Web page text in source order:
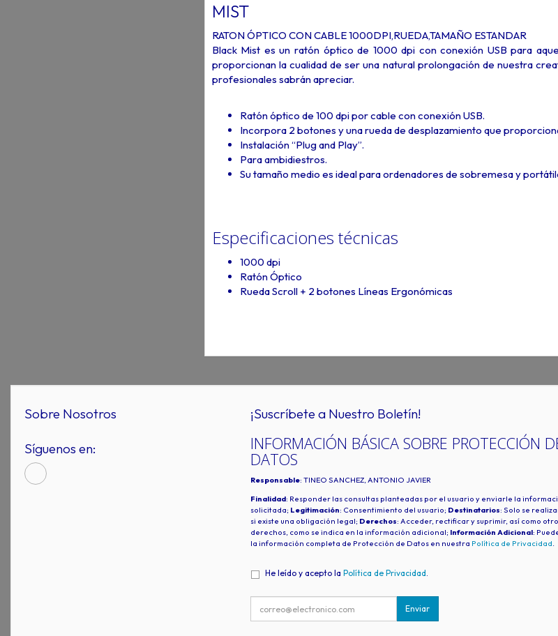
MIST
RATON ÓPTICO CON CABLE 1000DPI,RUEDA,TAMAÑO ESTANDAR
Black Mist es un ratón óptico de 1000 dpi con conexión USB para
proporcionan la cualidad de ser una natural prolongación de nuestra
profesionales sabrán apreciar.
Ratón óptico de 100 dpi por cable con conexión USB.
Incorpora 2 botones y una rueda de desplazamiento que
Instalación “Plug and Play”.
Para ambidiestros.
Su tamaño medio es ideal para ordenadores de sobremesa y
Especificaciones técnicas
1000 dpi
Ratón Óptico
Rueda Scroll + 2 botones Líneas Ergonómicas
Sobre Nosotros
Síguenos en:
¡Suscríbete a Nuestro Boletín!
INFORMACIÓN BÁSICA SOBRE PROTECCIÓN
DATOS
Responsable: TINEO SANCHEZ, ANTONIO JAVIER
Finalidad: Responder las consultas planteadas por el usuario y enviarle la
solicitada; Legitimación: Consentimiento del usuario; Destinatarios: Solo se
si existe una obligación legal; Derechos: Acceder, rectificar y suprimir, así como
derechos, como se indica en la información adicional; Información Adicional:
la información completa de Protección de Datos en nuestra Política de Privacidad.
He leído y acepto la Política de Privacidad.
Enviar